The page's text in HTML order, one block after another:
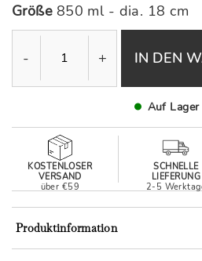
Größe 850 ml - dia. 18 cm
- + IN DEN
Auf Lager
KOSTENLOSER
VERSAND
über €59
SCHNELLE
LIEFERUNG
2-5
Produktinformation